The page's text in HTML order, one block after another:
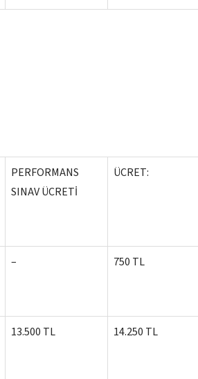
PERFORMANS
SINAV ÜCRETİ
ÜCRET:
– 750 TL
13.500 TL 14.250 TL